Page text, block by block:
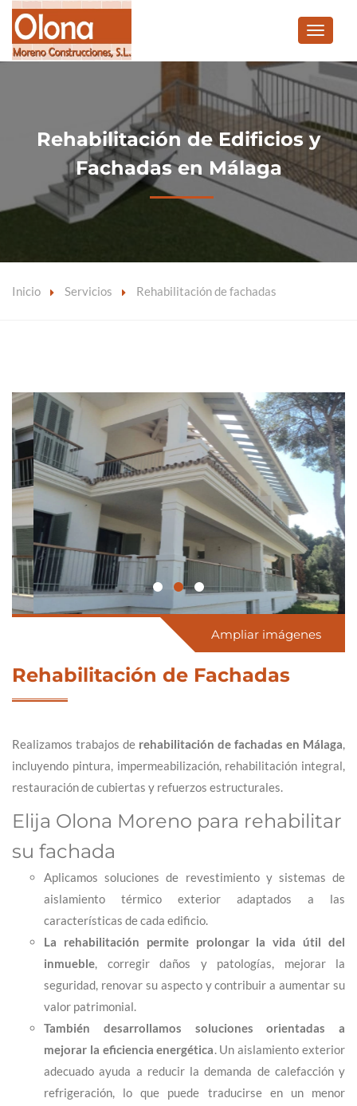
Rehabilitación de Edificios y
Fachadas en Málaga
Inicio Servicios Rehabilitación de fachadas
Ampliar imágenes
Rehabilitación de Fachadas
Realizamos trabajos de rehabilitación de fachadas en Málaga,
incluyendo pintura, impermeabilización, rehabilitación integral,
restauración de cubiertas y refuerzos estructurales.
Elija Olona Moreno para rehabilitar
su fachada
Aplicamos soluciones de revestimiento y sistemas de
aislamiento térmico exterior adaptados a las
características de cada edificio.
La rehabilitación permite prolongar la vida útil del
inmueble, corregir daños y patologías, mejorar la
seguridad, renovar su aspecto y contribuir a aumentar su
valor patrimonial.
También desarrollamos soluciones orientadas a
mejorar la eficiencia energética. Un aislamiento exterior
adecuado ayuda a reducir la demanda de calefacción y
refrigeración, lo que puede traducirse en un menor